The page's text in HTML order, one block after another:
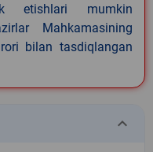
etishlari mumkin
Mahkamasining
bilan tasdiqlangan
keyboard_arrow_down